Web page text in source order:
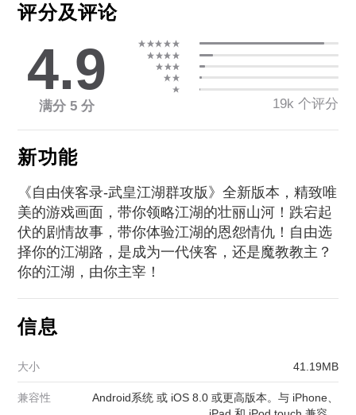
评分及评论
4.9
满分 5 分 19k 个评分
新功能
《自由侠客录-武皇江湖群攻版》全新版本，精致唯
美的游戏画面，带你领略江湖的壮丽山河！跌宕起
伏的剧情故事，带你体验江湖的恩怨情仇！自由选
择你的江湖路，是成为一代侠客，还是魔教教主？
你的江湖，由你主宰！
信息
大小 41.19MB
兼容性
Android系统 或 iOS 8.0 或更高版本。与 iPhone、